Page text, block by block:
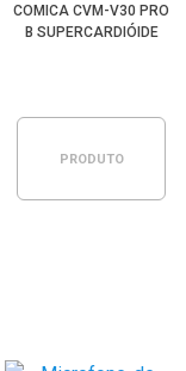
COMICA CVM-V30 PRO
B SUPERCARDIÓIDE
PRODUTO